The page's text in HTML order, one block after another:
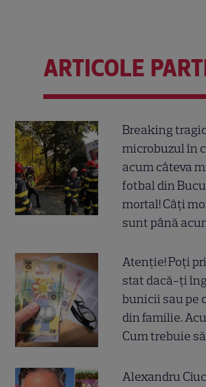
ARTICOLE
Breaking
microbuzul în
acum câteva
fotbal din
mortal! Câți
sunt până
Atenție! Poți
stat dacă-ți
bunicii sau pe
din familie.
Cum trebuie
Alexandru